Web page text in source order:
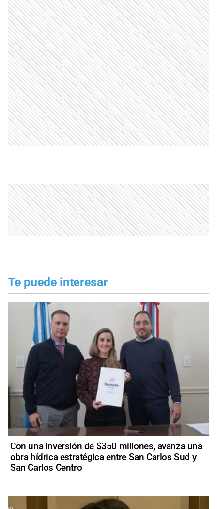
Te puede interesar
Con una inversión de $350 millones, avanza una
obra hídrica estratégica entre San Carlos Sud y
San Carlos Centro